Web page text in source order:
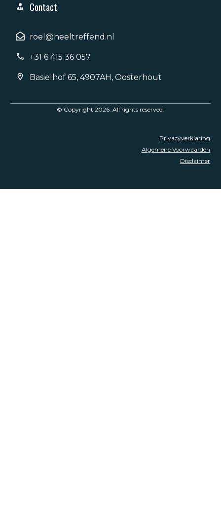
Contact
roel@heeltreffend.nl
+31 6 415 36 057
Basielhof 65, 4907AH, Oosterhout
© Copyright 2026. All rights reserved.
Privacyverklaring
Algemene Voorwaarden
Disclaimer